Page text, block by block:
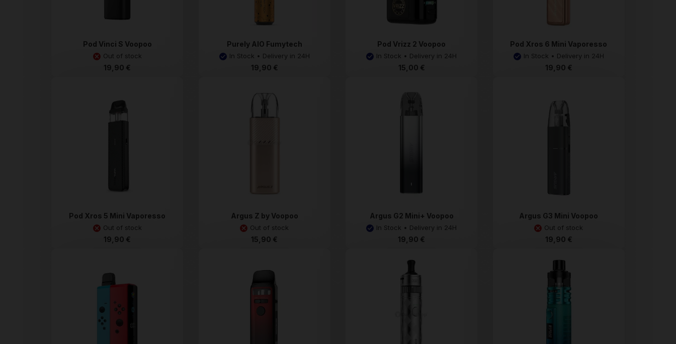
Pod Vinci S Voopoo
Out of stock
19,90 €
Purely AIO Fumytech
In Stock • Delivery in 24H
19,90 €
Pod Vrizz 2 Voopoo
In Stock • Delivery in 24H
15,00 €
Pod Xros 6 Mini Vaporesso
In Stock • Delivery in 24H
19,90 €
Pod Xros 5 Mini Vaporesso
Out of stock
19,90 €
Argus Z by Voopoo
Out of stock
15,90 €
Argus G2 Mini+ Voopoo
In Stock • Delivery in 24H
19,90 €
Argus G3 Mini Voopoo
Out of stock
19,90 €